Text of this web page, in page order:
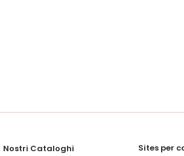
Nostri Cataloghi Sites per